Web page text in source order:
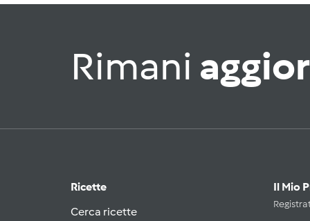
Rimani
Ricette
Cerca ricette
Il Mio